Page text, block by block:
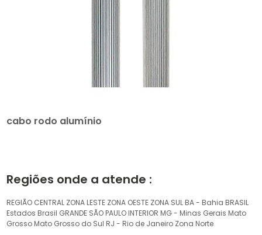
cabo rodo alumínio
Regiões onde a atende :
REGIÃO CENTRAL ZONA LESTE ZONA OESTE ZONA SUL BA - Bahia BRASIL
Estados Brasil GRANDE SÃO PAULO INTERIOR MG - Minas Gerais Mato
Grosso Mato Grosso do Sul RJ - Rio de Janeiro Zona Norte